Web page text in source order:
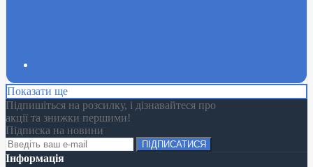
Показати ще
Підпишіться на розсилку, і дізнавайтеся про
акції та знижки першими!
Підписка на новини
ПІДПИСАТИСЯ
Інформація